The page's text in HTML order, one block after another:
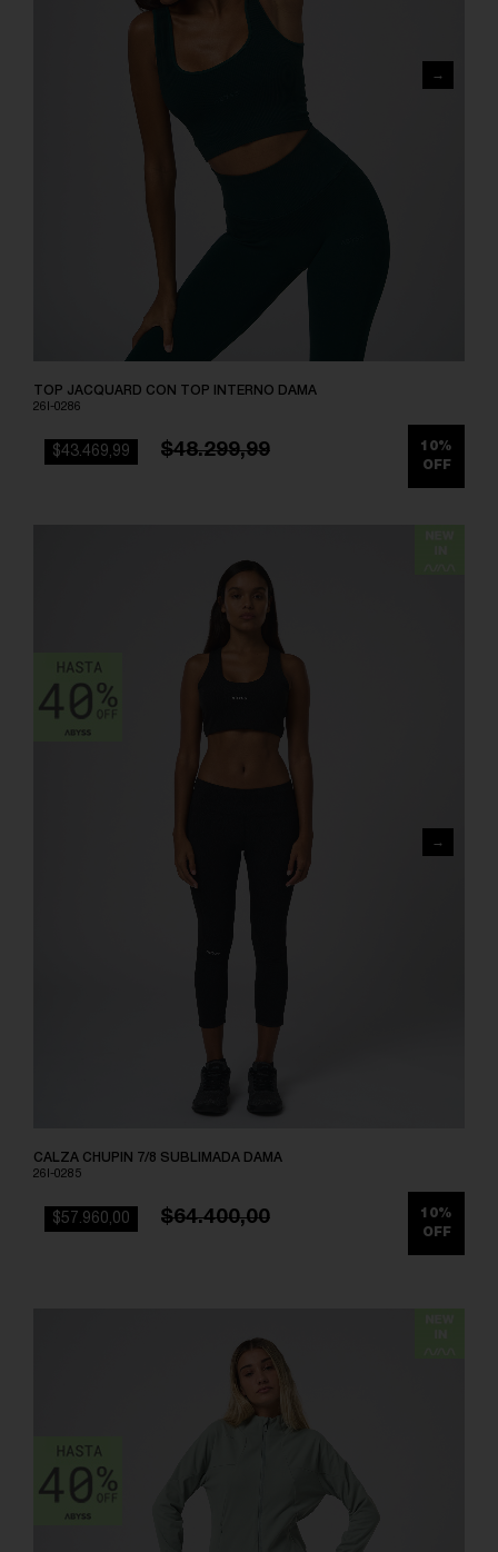
TOP JACQUARD CON TOP INTERNO DAMA
26I-0286
$43.469,99 $48.299,99
10%
OFF
CALZA CHUPIN 7/8 SUBLIMADA DAMA
26I-0285
$57.960,00 $64.400,00
10%
OFF